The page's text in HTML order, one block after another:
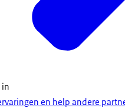
in
en help andere